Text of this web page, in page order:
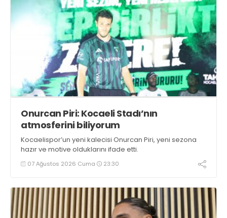
Onurcan Piri: Kocaeli Stadı’nın
atmosferini biliyorum
Kocaelispor’un yeni kalecisi Onurcan Piri, yeni sezona
hazır ve motive olduklarını ifade etti.
07 Ağustos 2026 Cuma 23:30